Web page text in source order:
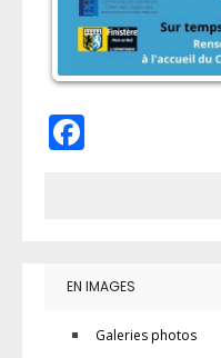
EN IMAGES
Galeries photos